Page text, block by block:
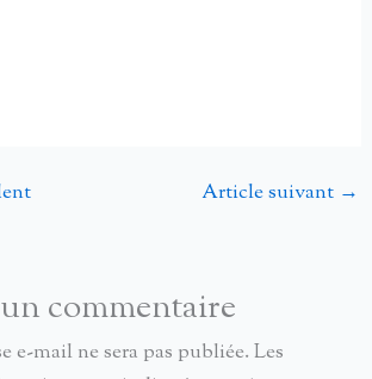
Article suivant →
commentaire
e-mail ne sera pas publiée. Les